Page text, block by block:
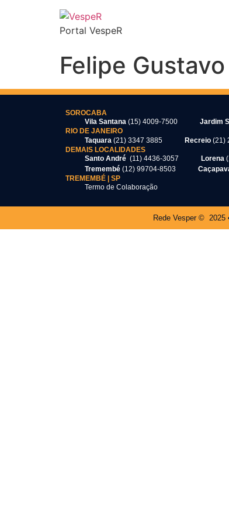
Portal VespeR
Felipe
SOROCABA
Vila Santana (15) 4009-7500 Jardim
RIO DE JANEIRO
Taquara (21) 3347 3885 Recreio (21)
DEMAIS LOCALIDADES
Santo André (11) 4436-3057 Lorena
Tremembé (12) 99704-8503
TREMEMBÉ | SP
Termo de Colaboração
Rede Vesper © 2025